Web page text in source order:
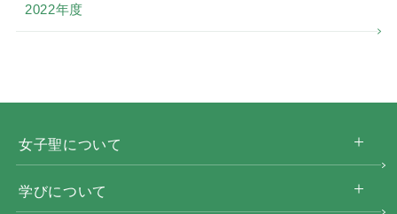
2022年度
女子聖について
学びについて